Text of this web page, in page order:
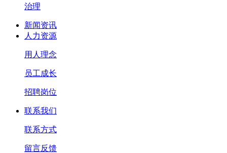
治理
新闻资讯
人力资源
用人理念
员工成长
招聘岗位
联系我们
联系方式
留言反馈